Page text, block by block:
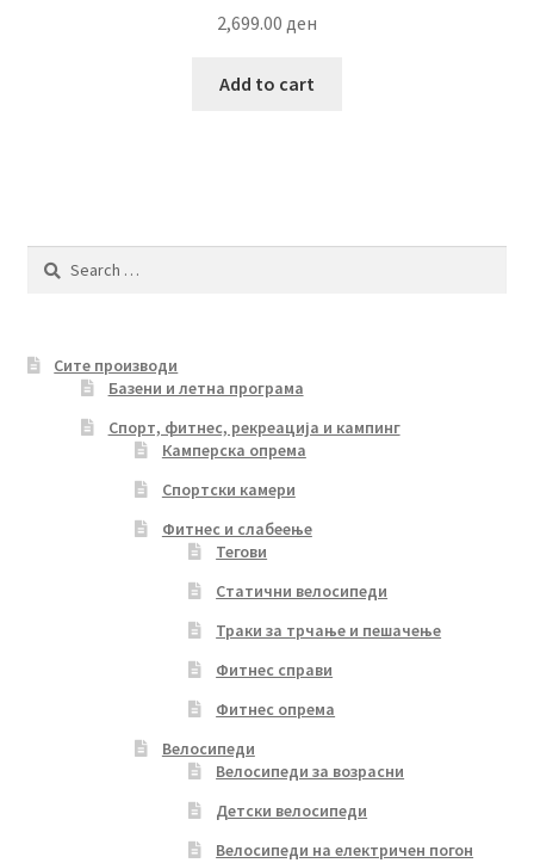
2,699.00 ден
Add to cart
Search
Сите производи
Базени и летна програма
Спорт, фитнес, рекреација и кампинг
Камперска опрема
Спортски камери
Фитнес и слабеење
Тегови
Статични велосипеди
Траки за трчање и пешачење
Фитнес справи
Фитнес опрема
Велосипеди
Велосипеди за возрасни
Детски велосипеди
Велосипеди на електричен погон